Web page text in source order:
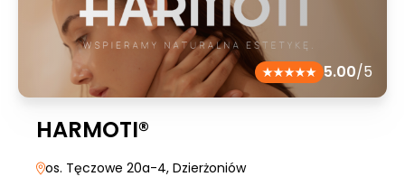
5.00/5
HARMOTI®
os. Tęczowe 20a-4, Dzierżoniów